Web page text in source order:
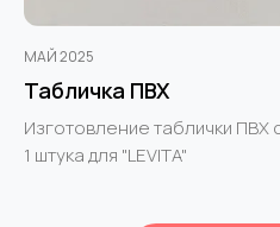
МАЙ 2025
Табличка ПВХ
Изготовление таблички ПВХ
1 штука для "LEVITA"